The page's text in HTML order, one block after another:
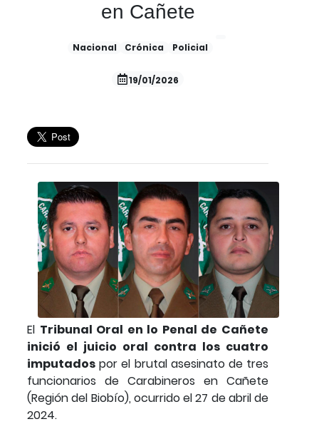
en Cañete
Nacional Crónica Policial
19/01/2026
El Tribunal Oral en lo Penal de Cañete
inició el juicio oral contra los cuatro
imputados por el brutal asesinato de tres
funcionarios de Carabineros en Cañete
(Región del Biobío), ocurrido el 27 de abril de
2024.